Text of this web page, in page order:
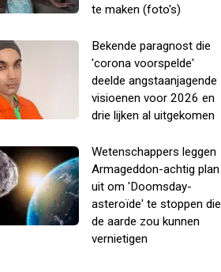
te maken (foto's)
Bekende paragnost die
'corona voorspelde'
deelde angstaanjagende
visioenen voor 2026 en
drie lijken al uitgekomen
Wetenschappers leggen
Armageddon-achtig plan
uit om 'Doomsday-
asteroïde' te stoppen die
de aarde zou kunnen
vernietigen